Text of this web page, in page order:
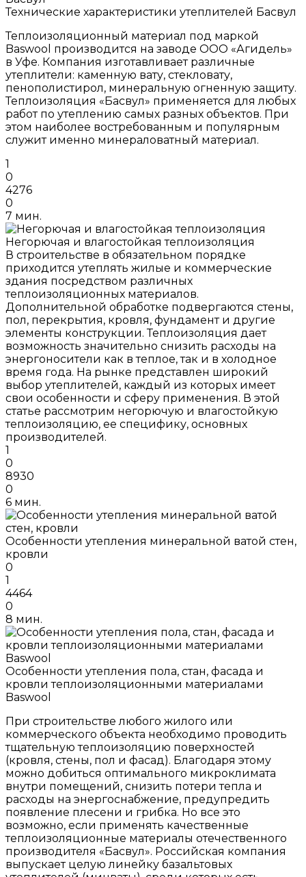
Технические характеристики утеплителей Басвул
Теплоизоляционный материал под маркой
Baswool производится на заводе ООО «Агидель»
в Уфе. Компания изготавливает различные
утеплители: каменную вату, стекловату,
пенополистирол, минеральную огненную защиту.
Теплоизоляция «Басвул» применяется для любых
работ по утеплению самых разных объектов. При
этом наиболее востребованным и популярным
служит именно минераловатный материал.
1
0
4276
0
7 мин.
Негорючая и влагостойкая теплоизоляция
В строительстве в обязательном порядке
приходится утеплять жилые и коммерческие
здания посредством различных
теплоизоляционных материалов.
Дополнительной обработке подвергаются стены,
пол, перекрытия, кровля, фундамент и другие
элементы конструкции. Теплоизоляция дает
возможность значительно снизить расходы на
энергоносители как в теплое, так и в холодное
время года. На рынке представлен широкий
выбор утеплителей, каждый из которых имеет
свои особенности и сферу применения. В этой
статье рассмотрим негорючую и влагостойкую
теплоизоляцию, ее специфику, основных
производителей.
1
0
8930
0
6 мин.
Особенности утепления минеральной ватой стен,
кровли
0
1
4464
0
8 мин.
Особенности утепления пола, стан, фасада и
кровли теплоизоляционными материалами
Baswool
При строительстве любого жилого или
коммерческого объекта необходимо проводить
тщательную теплоизоляцию поверхностей
(кровля, стены, пол и фасад). Благодаря этому
можно добиться оптимального микроклимата
внутри помещений, снизить потери тепла и
расходы на энергоснабжение, предупредить
появление плесени и грибка. Но все это
возможно, если применять качественные
теплоизоляционные материалы отечественного
производителя «Басвул». Российская компания
выпускает целую линейку базальтовых